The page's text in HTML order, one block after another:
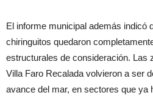
El informe municipal además indicó
chiringuitos quedaron
estructurales de consideración. Las
Villa Faro Recalada volvieron a ser
avance del mar, en sectores que ya